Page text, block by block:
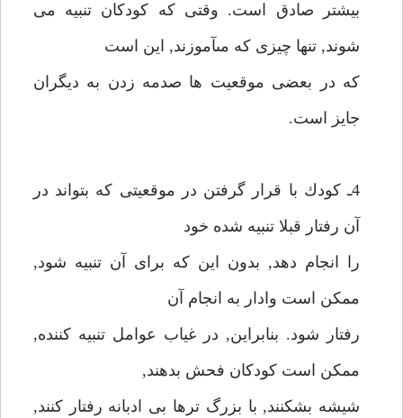
بيشتر صادق است. وقتى كه كودكان تنبيه مى
شوند, تنها چيزى كه مىآموزند, اين است
كه در بعضى موقعيت ها صدمه زدن به ديگران
جايز است.
4ـ كودك با قرار گرفتن در موقعيتى كه بتواند در
آن رفتار قبلا تنبيه شده خود
را انجام دهد, بدون اين كه براى آن تنبيه شود,
ممكن است وادار به انجام آن
رفتار شود. بنابراين, در غياب عوامل تنبيه كننده,
ممكن است كودكان فحش بدهند,
شيشه بشكنند, با بزرگ ترها بى ادبانه رفتار كنند,